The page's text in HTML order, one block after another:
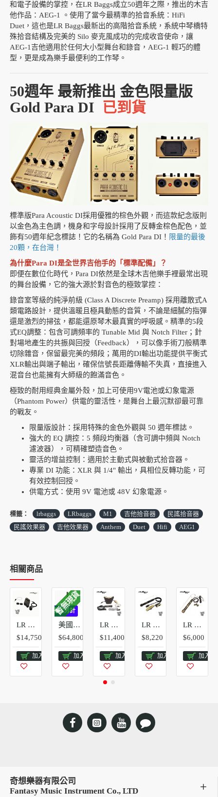
和電子設備的掌控，在LR Baggs成立50週年之際，推出的木吉
他作品：AEG-1 。使用了當今最精準的拾音系統：HiFi
Duet，這也是LR Baggs最新出的高階拾音系統，系統中琴橋特
殊拾音結構及完美的 Silo 麥克風成功的完成收音使命，讓
AEG-1吉他適用於任何大小型舞台和錄音，AEG-1 輕巧的體
型，更是成為樂手最便利的工作琴。
50週年 最新推出 金色限量版
Gold Para DI 已到貨
標準版Para Acoustic DI採用優雅的棕色外觀，而這款紀念版則
以金色為主色調，機身和字母設計採用了反轉金棕色配色，並
飾有50週年紀念標誌！它的名稱為 Gold Para DI！ 限量的最後
20顆，在台灣！
為什麼Para DI是全世界吉他手的「標準配備」？
即便在數位化時代，Para DI依然是全球木吉他樂手裡最常出現
的舞台設備，它的強大源於對音色的極致掌控：
錄音室等級的純淨前級 (Class A Discrete Preamp) 採用離散式A
類電路設計，提供溫暖且極具動態的音質，不論是細膩的指彈
還是激烈的掃弦，都能還原琴木最真實的呼吸感。精準的5段
式EQ調整：包含可調頻率的 Tunable Mid 與 Notch Filter；針
對場地產生的共振與回授（Feedback），可以像手術刀般精準
切除雜音，保留最完美的頻段；萬用的DI輸出功能提供平衡式
XLR輸出與端子輸出，確保信號長距離傳輸不失真，直接進入
混音台也能擁有大師級的飽滿音色。
極致的耐用經典金屬外殼，加上可使用9V電池或幻象電源
（Phantom Power）供電的靈活性，是舞台上最沉默卻最可靠
的戰友。
限量版設計：採用特殊的金色外觀與 50 週年標誌。
強大的 EQ 調控：5 頻段均衡器（含可調中頻與 Notch
濾波器），可精確塑造音色。
靈活的增益控制：適用於主動式與被動式拾音器。
專業 DI 功能：XLR 與 1/4" 輸出，具相位反轉功能，可
有效控制回授。
供電方式：使用 9V 電池或 48V 幻象電源。
標籤： lrbaggs LRbaggs M1 吉他拾音器
民謠拾音器
民謠效果器
吉他效果器 Anthem Duet Hifi AEG1
相關商品
LR Baggs HiFi Duet | Silo麥克風+HiFi拾音器 | 雙系統 內建混音
$14,750
加入購物車
可超商取貨，離島運費另計
暫無現貨
美國 LR Baggs AEG 1 落日漸層色 輕量薄桶 電民謠吉他 | 搭配高階 HiFi Duet拾音系統
$64,800
加入購物車
LR Baggs Anthem 下弦枕+麥克風雙系統主動式拾音器
$11,400
加入購物車
LR Baggs Anthem SL 簡化版 下弦枕+麥克風雙系統主動式拾音器
$8,220
加入購物車
LR Baggs Element VTC 下弦枕+音量音色滾輪控制單系統主動式拾音器
$6,000
加入購
奇想樂器有限公司
Fantasy Music Instrument Co., LTD